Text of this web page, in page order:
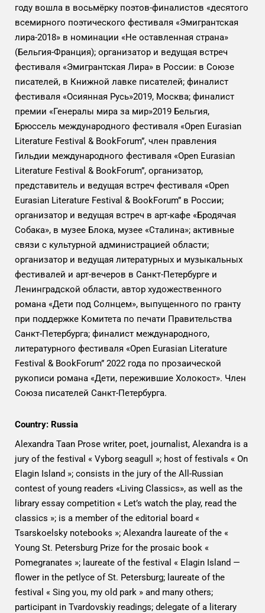
году вошла в восьмёрку поэтов-финалистов «десятого
всемирного поэтического фестиваля «Эмигрантская
лира-2018» в номинации «Не оставленная страна»
(Бельгия-Франция); организатор и ведущая встреч
фестиваля «Эмигрантская Лира» в России: в Союзе
писателей, в Книжной лавке писателей; финалист
фестиваля «Осиянная Русь»2019, Москва; финалист
премии «Генералы мира за мир»2019 Бельгия,
Брюссель международного фестиваля «Open Eurasian
Literature Festival & BookForum”, член правления
Гильдии международного фестиваля «Open Eurasian
Literature Festival & BookForum”, организатор,
представитель и ведущая встреч фестиваля «Open
Eurasian Literature Festival & BookForum” в России;
организатор и ведущая встреч в арт-кафе «Бродячая
Собака», в музее Блока, музее «Сталина»; активные
связи с культурной администрацией области;
организатор и ведущая литературных и музыкальных
фестивалей и арт-вечеров в Санкт-Петербурге и
Ленинградской области, автор художественного
романа «Дети под Солнцем», выпущенного по гранту
при поддержке Комитета по печати Правительства
Санкт-Петербурга; финалист международного,
литературного фестиваля «Open Eurasian Literature
Festival & BookForum” 2022 года по прозаической
рукописи романа «Дети, пережившие Холокост». Член
Союза писателей Санкт-Петербурга.
Country: Russia
Alexandra Taan Prose writer, poet, journalist, Alexandra is a
jury of the festival « Vyborg seagull »; host of festivals « On
Elagin Island »; consists in the jury of the All-Russian
contest of young readers «Living Classics», as well as the
library essay competition « Let’s watch the play, read the
classics »; is a member of the editorial board «
Tsarskoelsky notebooks »; Alexandra laureate of the «
Young St. Petersburg Prize for the prosaic book «
Pomegranates »; laureate of the festival « Elagin Island —
flower in the petlyce of St. Petersburg; laureate of the
festival « Sing you, my old park » and many others;
participant in Tvardovskiy readings; delegate of a literary